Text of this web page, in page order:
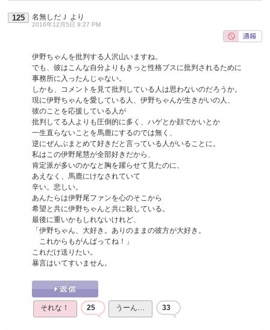
125 名無しだＪ より
2016年12月5日 9:27 PM
伊野ちゃんを批判する人沢山いますね。
でも、彼はこんな自分よりもきっと性格ブスに批判されるために
事務所に入ったんじゃない。
しかも、コメントを見て批判している人は思わないのだろうか。
現に伊野ちゃんを愛している人、伊野ちゃんが生きがいの人、
彼のことを応援している人が
批判してる人よりも圧倒的に多く、ハゲとか顔でかいとか
一生直らないことを馬鹿にするのでは無く、
逆にぜんぶまとめて好きだと言っている人がいることに。
私はこの伊野尾慧が全部好きだから、
肯定派が多いのかなと胸を躍らせて見たのに、
あえなく、馬鹿にけなされていて
辛い。悲しい。
あんたらは伊野尾ファンを心のそこから
希望と共に伊野ちゃんと共に殺している。
最後に重いかもしれないけれど、
「伊野ちゃん、大好き。ありのままの彼方が大好き。
これからもがんばってね！」
これだけ送りたい。
暴言はいてすいません。
それな！ 25 うーん… 33